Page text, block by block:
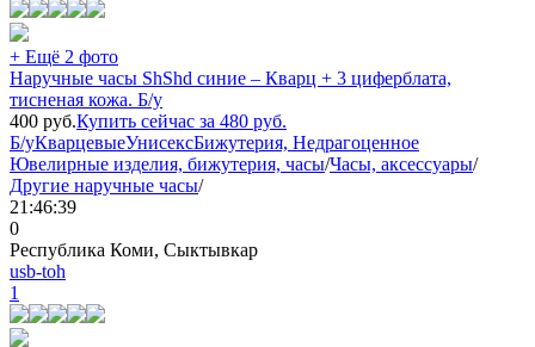
+ Ещё 2 фото
Наручные часы ShShd синие – Кварц + 3 циферблата,
тисненая кожа. Б/у
400 руб.Купить сейчас за 480 руб.
Б/уКварцевыеУнисексБижутерия, Недрагоценное
Ювелирные изделия, бижутерия, часы/Часы, аксессуары/
Другие наручные часы/
21:46:39
0
Республика Коми, Сыктывкар
usb-toh
1